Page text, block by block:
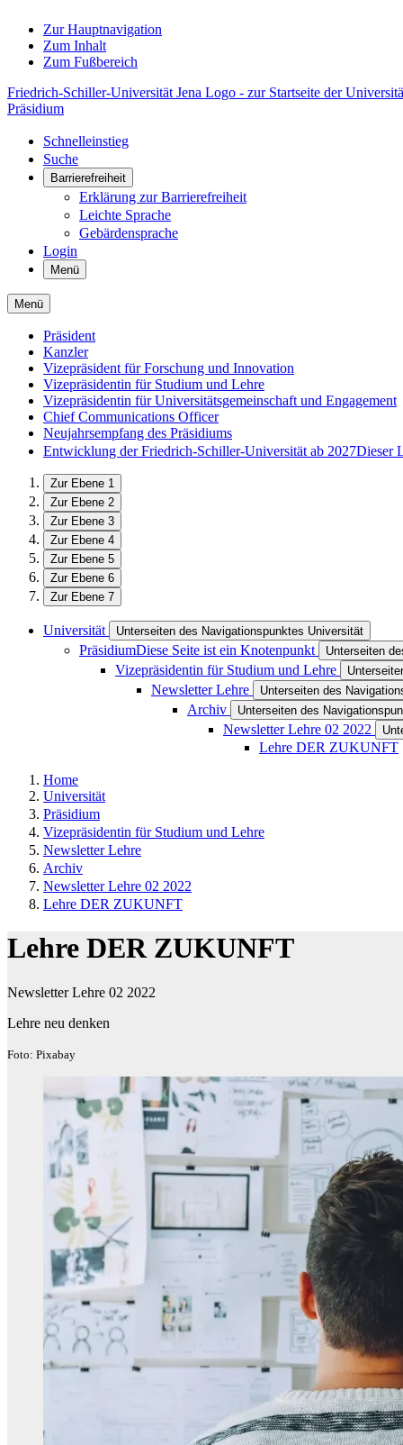
Zur Hauptnavigation
Zum Inhalt
Zum Fußbereich
Friedrich-Schiller-Universität Jena Logo - zur Startseite der
Präsidium
Schnelleinstieg
Suche
Barrierefreiheit
Erklärung zur Barrierefreiheit
Leichte Sprache
Gebärdensprache
Login
Menü
Menü
Präsident
Kanzler
Vizepräsident für Forschung und Innovation
Vizepräsidentin für Studium und Lehre
Vizepräsidentin für Universitätsgemeinschaft und Engagement
Chief Communications Officer
Neujahrsempfang des Präsidiums
Entwicklung der Friedrich-Schiller-Universität ab 2027Dieser
Zur Ebene 1
Zur Ebene 2
Zur Ebene 3
Zur Ebene 4
Zur Ebene 5
Zur Ebene 6
Zur Ebene 7
Universität Unterseiten des Navigationspunktes Universität
PräsidiumDiese Seite ist ein Knotenpunkt Unterseiten
Vizepräsidentin für Studium und Lehre
Newsletter Lehre Unterseiten des
Archiv Unterseiten des
Newsletter Lehre 02 2022
Lehre DER ZUKUNFT
Home
Universität
Präsidium
Vizepräsidentin für Studium und Lehre
Newsletter Lehre
Archiv
Newsletter Lehre 02 2022
Lehre DER ZUKUNFT
Lehre DER ZUKUNFT
Newsletter Lehre 02 2022
Lehre neu denken
Foto: Pixabay